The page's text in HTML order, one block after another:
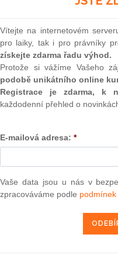
přijaté Komisí
— ZZ v. Komise
CK v. Komise
v. Komise
(druhého senátu) ze dne 21.
Zrušení rozhodnutí o nezapsání
legality — Námitka protiprávnosti
— Comune di Milano v. Komise
Vítejte na internetovém
pro laiky, tak i pro právníky
získejte zdarma řadu výhod.
Protože si vážíme Vašeho
podobě unikátního online
Registrace je zdarma, k
každodenní přehled o
E-mailová adresa: *
Vaše data jsou u nás v
zpracováváme podle